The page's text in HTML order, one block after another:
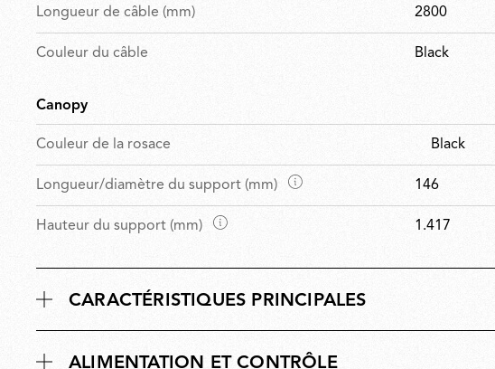
Longueur de câble (mm) 2800
Couleur du câble Black
Canopy
Couleur de la rosace Black
Longueur/diamètre du support (mm)
D
i
n
s
n
146
Hauteur du support (mm)
D
m
e
s
i
1.417
CARACTÉRISTIQUES PRINCIPALES
ALIMENTATION ET CONTRÔLE